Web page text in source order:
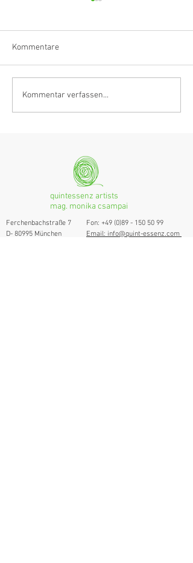
Klarinettistin, Tonmeisterin,
Grenzgängerin
Kommentare
Kommentar verfassen...
quintessenz artists
mag. monika csampai
Ferchenbachstraße 7
D- 80995 München
Fon: +49 (0)89 - 150 50 99
Email: info@quint-essenz.com